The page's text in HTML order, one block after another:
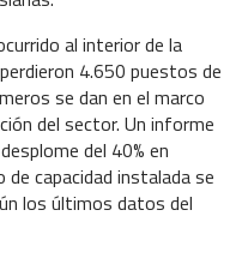
al interior de la
4.650 puestos de
se dan en el marco
del sector. Un informe
del 40% en
capacidad instalada se
los últimos datos del